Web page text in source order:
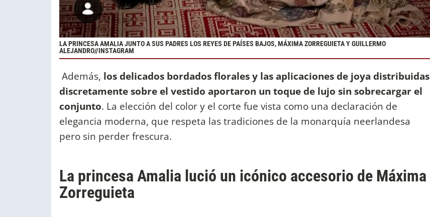
LA PRINCESA AMALIA JUNTO A SUS PADRES LOS REYES DE PAÍSES BAJOS, MÁXIMA ZORREGUIETA Y GUILLERMO
ALEJANDRO//INSTAGRAM
Además, los delicados bordados florales y las aplicaciones de joya distribuidas
discretamente sobre el vestido aportaron un toque de lujo sin sobrecargar el
conjunto. La elección del color y el corte fue vista como una declaración de
elegancia moderna, que respeta las tradiciones de la monarquía neerlandesa
pero sin perder frescura.
La princesa Amalia lució un icónico accesorio de Máxima
Zorreguieta